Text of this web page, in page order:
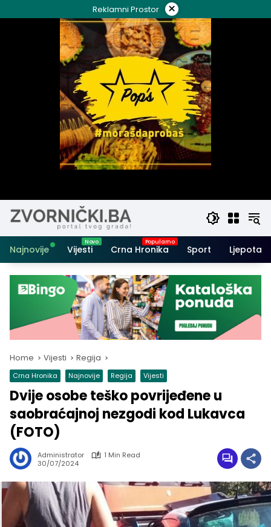
to
Reklamni Prostor ×
Najnovije Vijesti Crna Hronika Sport Ljepota i
Home Vijesti Regija
Crna Hronika Najnovije Regija Vijesti
Dvije osobe teško povrijeđene u
saobraćajnoj nezgodi kod Lukavca
(FOTO)
Administrator
1 Min Read
30/07/2024